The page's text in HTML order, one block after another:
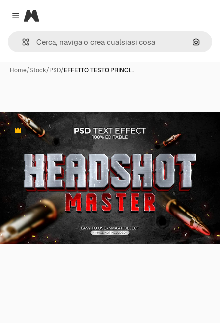
Close menu
Magnific
Cerca
Home/Stock/PSD/EFFETTO TESTO PRINCI…
Premium